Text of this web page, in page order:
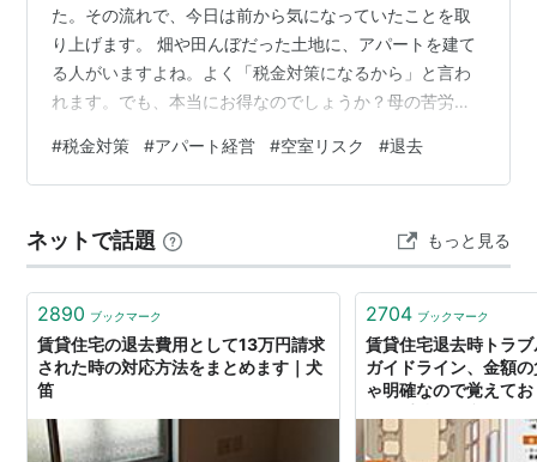
た。その流れで、今日は前から気になっていたことを取
り上げます。 畑や田んぼだった土地に、アパートを建て
る人がいますよね。よく「税金対策になるから」と言わ
れます。でも、本当にお得なのでしょうか？母の苦労を
は税理士ではないので、一般的な話としてお読みくださ
い。細かい金額や判断は、税理士さんなど専門家に確認
か まず、どうして「アパートを建てると税金対策にな
る」と言われるのか。主に3つの税金で効果があるとされ
ています。 ① 相続税が下がる 相続税とは…
#税金対策 #アパート経営 #空室リスク #退去
ネットで話題 もっと見る
2890 ブックマーク
賃貸住宅の退去費用として13万円請求
された時の対応方法をまとめます｜犬
笛
2704 ブックマーク
賃貸住宅退去時トラ
ガイドライン、金額
ゃ明確なので覚えて